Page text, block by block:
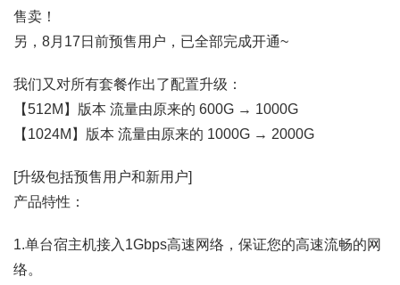
售卖！
另，8月17日前预售用户，已全部完成开通~
我们又对所有套餐作出了配置升级：
【512M】版本 流量由原来的 600G → 1000G
【1024M】版本 流量由原来的 1000G → 2000G
[升级包括预售用户和新用户]
产品特性：
1.单台宿主机接入1Gbps高速网络，保证您的高速流畅的网
络。